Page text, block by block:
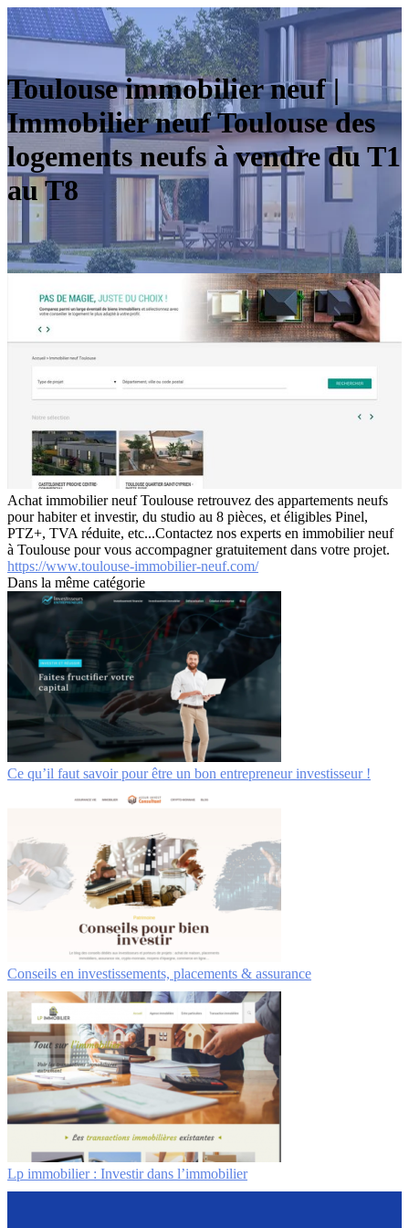
Toulouse immobilier neuf |
Immobilier neuf Toulouse des
logements neufs à vendre du T1
au T8
Achat immobilier neuf Toulouse retrouvez des appartements neufs
pour habiter et investir, du studio au 8 pièces, et éligibles Pinel,
PTZ+, TVA réduite, etc...Contactez nos experts en immobilier neuf
à Toulouse pour vous accompagner gratuitement dans votre projet.
https://www.toulouse-immobilier-neuf.com/
Dans la même catégorie
Ce qu’il faut savoir pour être un bon entrepreneur investisseur !
Conseils en investissements, placements & assurance
Lp immobilier : Investir dans l’immobilier